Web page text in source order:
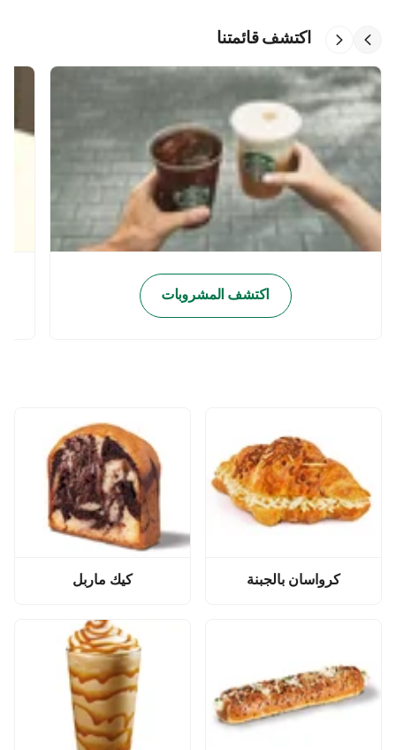
اكتشف قائمتنا
اكتشف المشروبات
كرواسان بالجبنة كيك ماربل